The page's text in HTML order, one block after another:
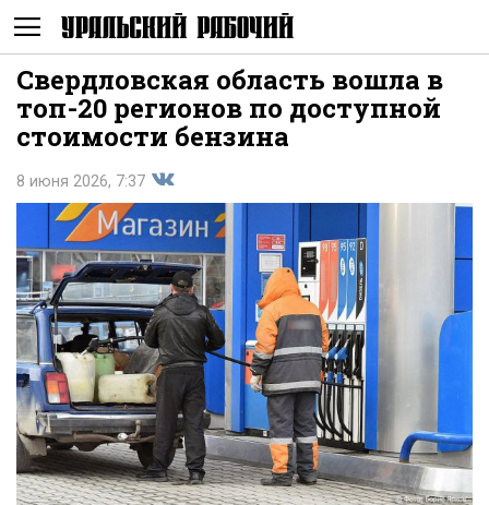
Не
показывать
Свердловская область вошла в
топ-20 регионов по доступной
стоимости бензина
8 июня 2026, 7:37
Поделиться
во